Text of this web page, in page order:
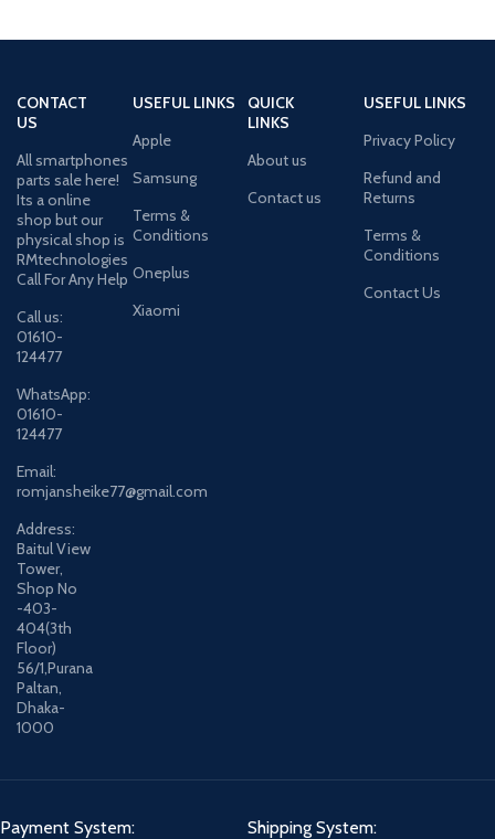
CONTACT
US
All smartphones
parts sale here!
Its a online
shop but our
physical shop is
RMtechnologies
Call For Any Help
Call us:
01610-
124477
WhatsApp:
01610-
124477
Email:
romjansheike77@gmail.com
Address:
Baitul View
Tower,
Shop No
-403-
404(3th
Floor)
56/1,Purana
Paltan,
Dhaka-
1000
USEFUL LINKS
Apple
Samsung
Terms &
Conditions
Oneplus
Xiaomi
QUICK
LINKS
About us
Contact us
USEFUL LINKS
Privacy Policy
Refund and
Returns
Terms &
Conditions
Contact Us
Payment System: Shipping System: